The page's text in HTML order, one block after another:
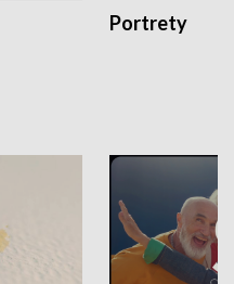
Portrety